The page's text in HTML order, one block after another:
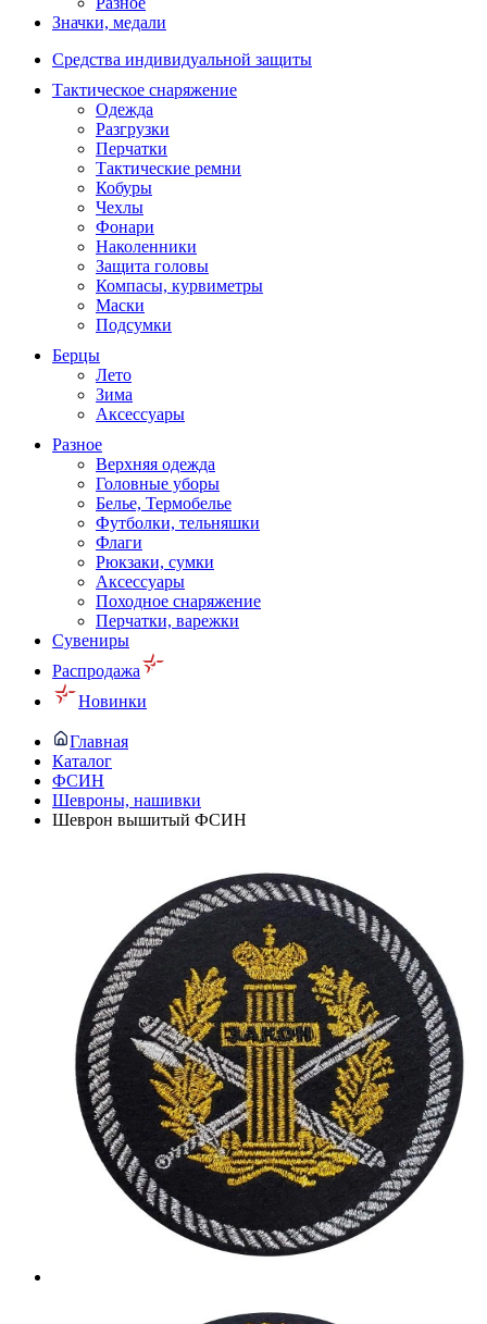
Значки, медали
Средства индивидуальной защиты
Тактическое снаряжение
Одежда
Разгрузки
Перчатки
Тактические ремни
Кобуры
Чехлы
Фонари
Наколенники
Защита головы
Компасы, курвиметры
Маски
Подсумки
Берцы
Лето
Зима
Аксессуары
Разное
Верхняя одежда
Головные уборы
Белье, Термобелье
Футболки, тельняшки
Флаги
Рюкзаки, сумки
Аксессуары
Походное снаряжение
Перчатки, варежки
Сувениры
Распродажа
Новинки
Главная
Каталог
ФСИН
Шевроны, нашивки
Шеврон вышитый ФСИН